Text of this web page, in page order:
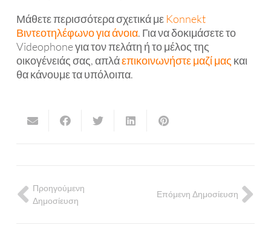
Μάθετε περισσότερα σχετικά με Konnekt
Βιντεοτηλέφωνο για άνοια. Για να δοκιμάσετε το
Videophone για τον πελάτη ή το μέλος της
οικογένειάς σας, απλάεπικοινωνήστε μαζί μας και
θα κάνουμε τα υπόλοιπα.
Προηγούμενη
Δημοσίευση
Επόμενη Δημοσίευση